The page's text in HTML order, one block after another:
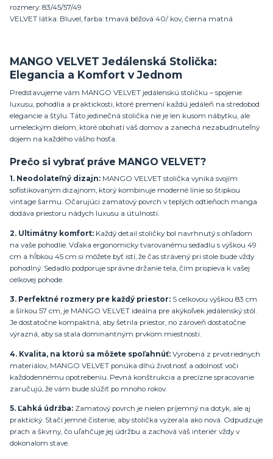
rozmery: 83/45/57/49
VELVET látka: Bluvel, farba: tmavá béžová 40/ kov, čierna matná
MANGO VELVET Jedálenská Stolička:
Elegancia a Komfort v Jednom
Predstavujeme vám MANGO VELVET jedálenskú stoličku – spojenie
luxusu, pohodlia a praktickosti, ktoré premení každú jedáleň na stredobod
elegancie a štýlu. Táto jedinečná stolička nie je len kusom nábytku, ale
umeleckým dielom, ktoré obohatí váš domov a zanechá nezabudnuteľný
dojem na každého vášho hosťa.
Prečo si vybrať práve MANGO VELVET?
1. Neodolateľný dizajn: MANGO VELVET stolička vyniká svojím
sofistikovaným dizajnom, ktorý kombinuje moderné línie so štipkou
vintage šarmu. Očarujúci zamatový povrch v teplých odtieňoch manga
dodáva priestoru nádych luxusu a útulnosti.
2. Ultimátny komfort: Každý detail stoličky bol navrhnutý s ohľadom
na vaše pohodlie. Vďaka ergonomicky tvarovanému sedadlu s výškou 49
cm a hĺbkou 45 cm si môžete byť istí, že čas strávený pri stole bude vždy
pohodlný. Sedadlo podporuje správne držanie tela, čím prispieva k vašej
celkovej pohode.
3. Perfektné rozmery pre každý priestor: S celkovou výškou 83 cm
a šírkou 57 cm, je MANGO VELVET ideálna pre akýkoľvek jedálenský stôl.
Je dostatočne kompaktná, aby šetrila priestor, no zároveň dostatočne
výrazná, aby sa stala dominantným prvkom miestnosti.
4. Kvalita, na ktorú sa môžete spoľahnúť: Vyrobená z prvotriednych
materiálov, MANGO VELVET ponúka dlhú životnosť a odolnosť voči
každodennému opotrebeniu. Pevná konštrukcia a precízne spracovanie
zaručujú, že vám bude slúžiť po mnoho rokov.
5. Ľahká údržba: Zamatový povrch je nielen príjemný na dotyk, ale aj
praktický. Stačí jemné čistenie, aby stolička vyzerala ako nová. Odpudzuje
prach a škvrny, čo uľahčuje jej údržbu a zachová váš interiér vždy v
dokonalom stave.